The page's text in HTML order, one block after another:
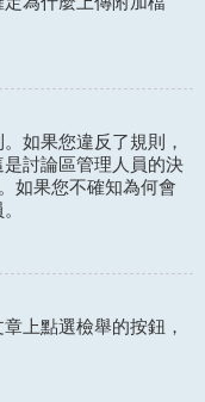
如果您違反了規則，
討論區管理人員的決
如果您不確知為何會
上點選檢舉的按鈕，